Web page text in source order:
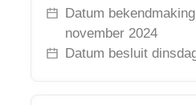
Datum bekendmaking
november 2024
Datum besluit